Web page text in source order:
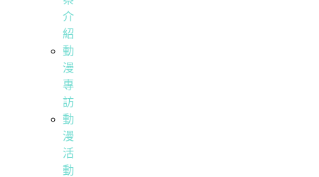
介
紹
動
漫
專
訪
動
漫
活
動